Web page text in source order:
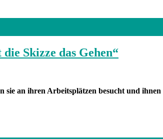
Skizze das Gehen“
an ihren Arbeitsplätzen besucht und